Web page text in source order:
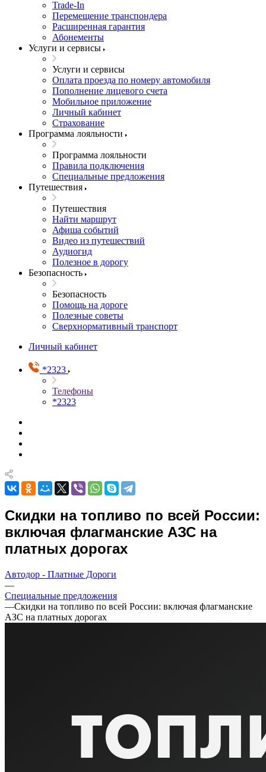
Trade-In
Перемещение транспондера
Расширенная гарантия
Абонементы
Услуги и сервисы
Услуги и сервисы
Оплата проезда по номеру автомобиля
Пополнение лицевого счета
Мобильное приложение
Личный кабинет
Страхование
Программа лояльности
Программа лояльности
Правила подключения
Специальные предложения
Путешествия
Путешествия
Найти маршрут
Афиша событий
Видео из путешествий
Аудиогид
Полезное в дорогу
Безопасность
Безопасность
Помощь на дороге
Полезные советы
Сверхнормативный транспорт
Личный кабинет
*2323
Телефоны
*2323
Скидки на топливо по всей России:
включая флагманские АЗС на
платных дорогах
Автодор - Платные Дороги
—
Специальные предложения
—Скидки на топливо по всей России: включая флагманские
АЗС на платных дорогах